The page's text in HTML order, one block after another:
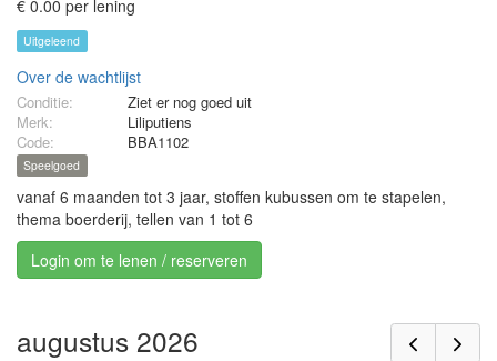
€ 0.00 per lening
Uitgeleend
Over de wachtlijst
Conditie:
Ziet er nog goed uit
Merk:
Liliputiens
Code:
BBA1102
Speelgoed
vanaf 6 maanden tot 3 jaar, stoffen kubussen om te stapelen,
thema boerderij, tellen van 1 tot 6
Login om te lenen / reserveren
augustus 2026